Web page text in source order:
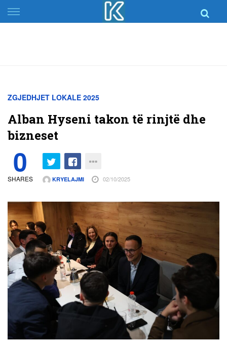
Skip
to
ZGJEDHJET LOKALE 2025
Alban Hyseni takon të rinjtë dhe
bizneset
0
SHARES KRYELAJMI 02/10/2025